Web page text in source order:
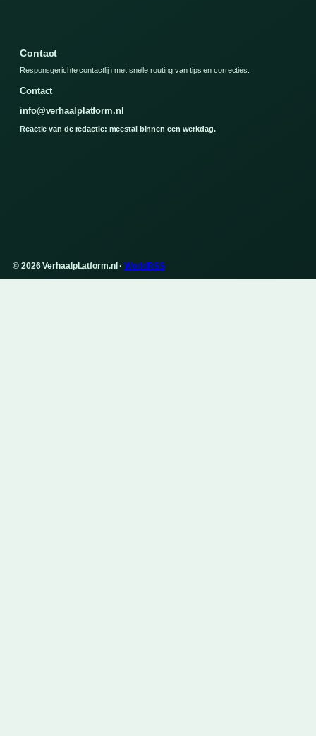
Contact
Responsgerichte contactlijn met snelle routing van tips en correcties.
Contact
info@verhaalplatform.nl
Reactie van de redactie: meestal binnen een werkdag.
© 2026 VerhaalpLatform.nl ·WorldRSS